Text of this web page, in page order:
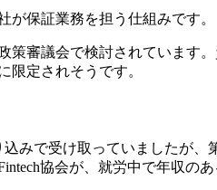
が保証業務を担う仕組みです。
策審議会で検討されています
限定されそうです。
みで受け取っていましたが
協会が、就労中で年収の